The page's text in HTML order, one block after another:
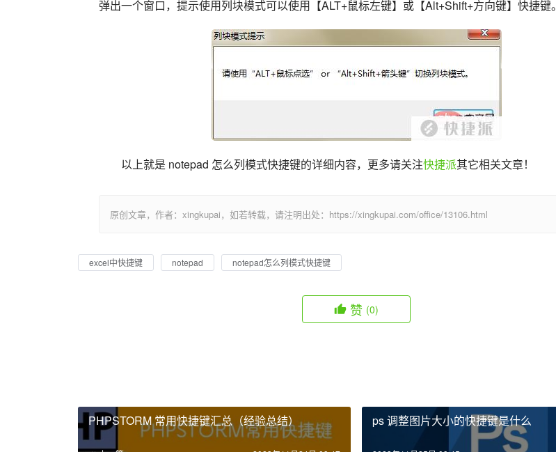
弹出一个窗口，提示使用列块模式可以使用【ALT+鼠标左键】或【Alt+Shift+方向键】快捷键。
以上就是 notepad 怎么列模式快捷键的详细内容，更多请关注快捷派其它相关文章！
原创文章，作者：xingkupai，如若转载，请注明出处：https://xingkupai.com/office/13106.html
excel中快捷键 notepad notepad怎么列模式快捷键
赞 (0)
PHPSTORM 常用快捷键汇总（经验总结） ps 调整图片大小的快捷键是什么